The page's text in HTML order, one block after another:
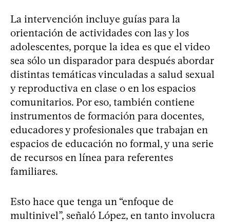
La intervención incluye guías para la
orientación de actividades con las y los
adolescentes, porque la idea es que el video
sea sólo un disparador para después abordar
distintas temáticas vinculadas a salud sexual
y reproductiva en clase o en los espacios
comunitarios. Por eso, también contiene
instrumentos de formación para docentes,
educadores y profesionales que trabajan en
espacios de educación no formal, y una serie
de recursos en línea para referentes
familiares.
Esto hace que tenga un “enfoque de
multinivel”, señaló López, en tanto involucra